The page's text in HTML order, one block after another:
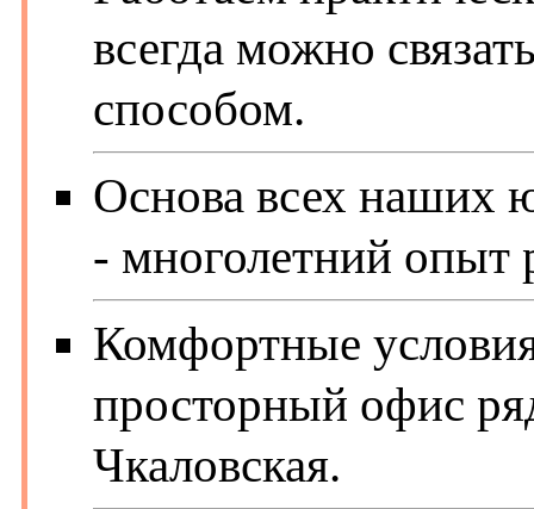
всегда можно
способом.
Основа всех наших
- многолетний опыт
Комфортные
просторный офис
Чкаловская.